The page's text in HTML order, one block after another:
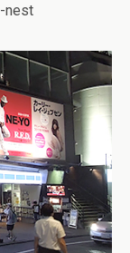
nest